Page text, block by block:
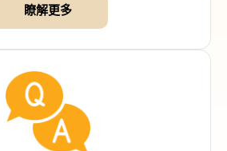
瞭解更多